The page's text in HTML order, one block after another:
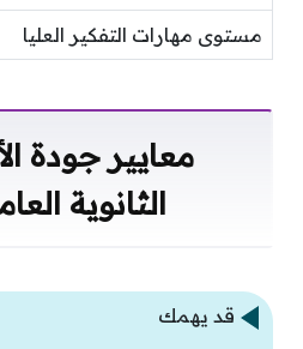
مستوى مهارات التفكير العليا
معايير جودة
الثانوية العامة
قد يهمك